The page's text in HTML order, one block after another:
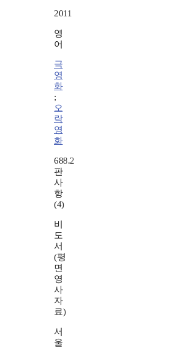
2011
영
어
극
영
화
;
오
락
영
화
688.2
판
사
항
(4)
비
도
서
(평
면
영
사
자
료)
서
울